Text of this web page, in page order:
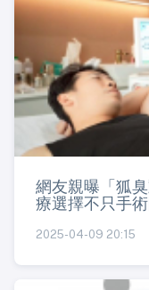
網友親曝「狐
療選擇不只手
2025-04-09 20:15